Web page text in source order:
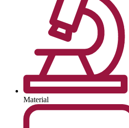
Material